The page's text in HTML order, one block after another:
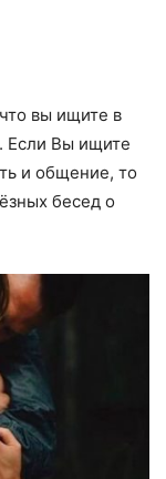
вы ищите в
Если Вы ищите
и общение, то
бесед о